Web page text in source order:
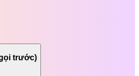
trước)